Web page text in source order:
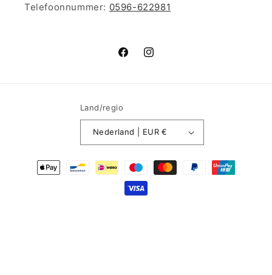
Telefoonnummer: 0596-622981
FacebookInstagram
Land/regio
Nederland | EUR €
Betaalmethoden